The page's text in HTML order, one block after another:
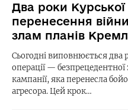
Два роки Курської
перенесення
злам планів
Сьогодні виповнюється два
операції —
кампанії, яка перенесла
агресора. Цей крок…